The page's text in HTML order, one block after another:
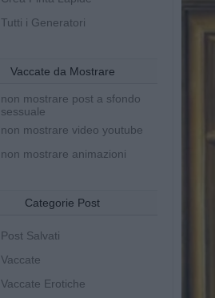
Tutti i Generatori
Vaccate da Mostrare
non mostrare post a sfondo
sessuale
non mostrare video youtube
non mostrare animazioni
Categorie Post
Post Salvati
Vaccate
Vaccate Erotiche